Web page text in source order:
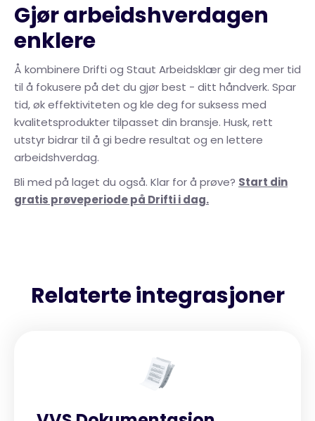
Gjør arbeidshverdagen
enklere
Å kombinere Drifti og Staut Arbeidsklær gir deg mer tid
til å fokusere på det du gjør best - ditt håndverk. Spar
tid, øk effektiviteten og kle deg for suksess med
kvalitetsprodukter tilpasset din bransje. Husk, rett
utstyr bidrar til å gi bedre resultat og en lettere
arbeidshverdag.
Bli med på laget du også. Klar for å prøve? Start din
gratis prøveperiode på Drifti i dag.
Relaterte integrasjoner